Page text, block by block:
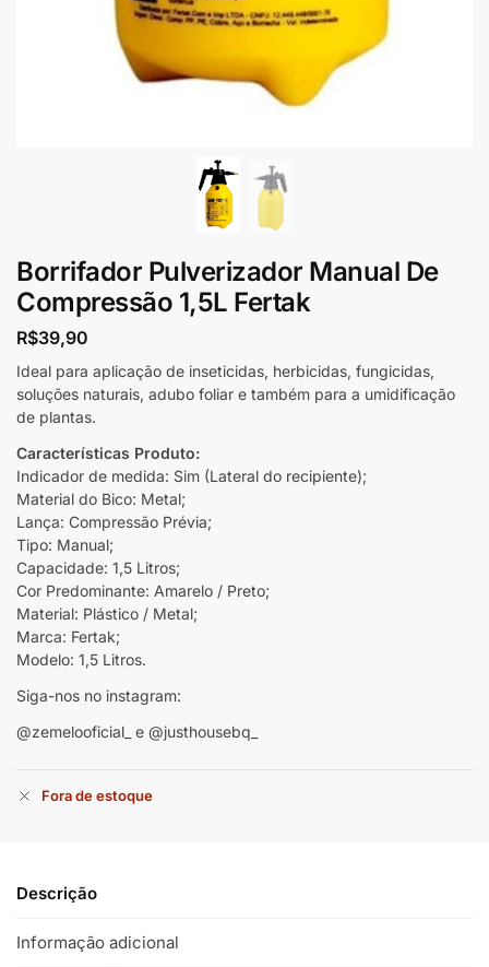
Borrifador Pulverizador Manual De
Compressão 1,5L Fertak
R$39,90
Ideal para aplicação de inseticidas, herbicidas, fungicidas,
soluções naturais, adubo foliar e também para a umidificação
de plantas.
Características Produto:
Indicador de medida: Sim (Lateral do recipiente);
Material do Bico: Metal;
Lança: Compressão Prévia;
Tipo: Manual;
Capacidade: 1,5 Litros;
Cor Predominante: Amarelo / Preto;
Material: Plástico / Metal;
Marca: Fertak;
Modelo: 1,5 Litros.
Siga-nos no instagram:
@zemelooficial_ e @justhousebq_
Fora de estoque
Descrição
Informação adicional